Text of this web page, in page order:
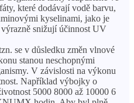
které dodávají vodě barvu,
kyselinami, jako je
snižují účinnost UV
se v důsledku změn vlnové
stanou neschopnými
V závislosti na výkonu
Například výbojky o
5000 8000 až 10000 6